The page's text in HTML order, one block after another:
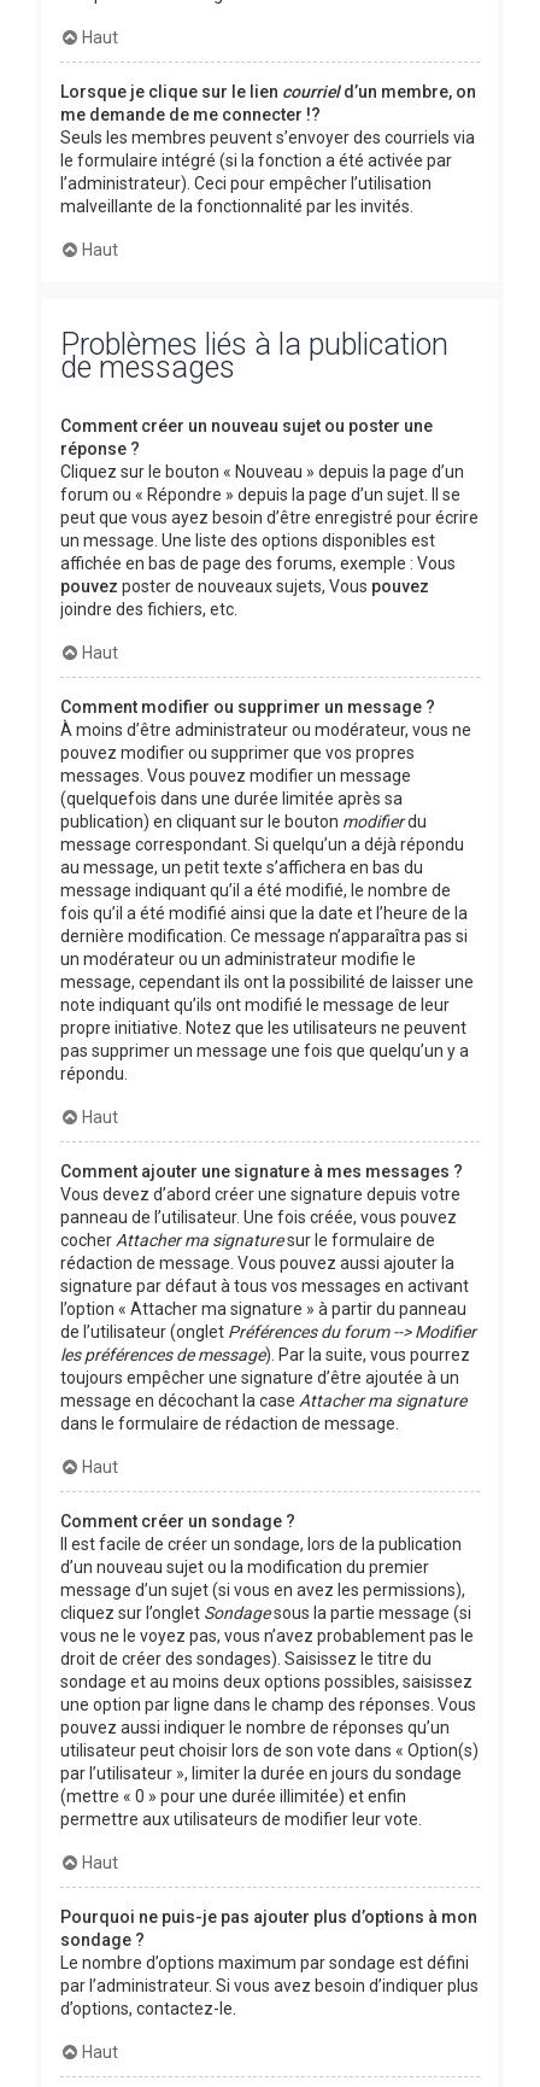
Haut
Lorsque je clique sur le lien courrield’un membre, on
me demande de me connecter !?
Seuls les membres peuvent s’envoyer des courriels via
le formulaire intégré (si la fonction a été activée par
l’administrateur). Ceci pour empêcher l’utilisation
malveillante de la fonctionnalité par les invités.
Haut
Problèmes liés à la publication
de messages
Comment créer un nouveau sujet ou poster une
réponse ?
Cliquez sur le bouton « Nouveau » depuis la page d’un
forum ou « Répondre » depuis la page d’un sujet. Il se
peut que vous ayez besoin d’être enregistré pour écrire
un message. Une liste des options disponibles est
affichée en bas de page des forums, exemple : Vous
pouvez poster de nouveaux sujets, Vous pouvez
joindre des fichiers, etc.
Haut
Comment modifier ou supprimer un message ?
À moins d’être administrateur ou modérateur, vous ne
pouvez modifier ou supprimer que vos propres
messages. Vous pouvez modifier un message
(quelquefois dans une durée limitée après sa
publication) en cliquant sur le bouton modifierdu
message correspondant. Si quelqu’un a déjà répondu
au message, un petit texte s’affichera en bas du
message indiquant qu’il a été modifié, le nombre de
fois qu’il a été modifié ainsi que la date et l’heure de la
dernière modification. Ce message n’apparaîtra pas si
un modérateur ou un administrateur modifie le
message, cependant ils ont la possibilité de laisser une
note indiquant qu’ils ont modifié le message de leur
propre initiative. Notez que les utilisateurs ne peuvent
pas supprimer un message une fois que quelqu’un y a
répondu.
Haut
Comment ajouter une signature à mes messages ?
Vous devez d’abord créer une signature depuis votre
panneau de l’utilisateur. Une fois créée, vous pouvez
cocher Attacher ma signaturesur le formulaire de
rédaction de message. Vous pouvez aussi ajouter la
signature par défaut à tous vos messages en activant
l’option « Attacher ma signature » à partir du panneau
de l’utilisateur (onglet Préférences du forum --> Modifier
les préférences de message). Par la suite, vous pourrez
toujours empêcher une signature d’être ajoutée à un
message en décochant la case Attacher ma signature
dans le formulaire de rédaction de message.
Haut
Comment créer un sondage ?
Il est facile de créer un sondage, lors de la publication
d’un nouveau sujet ou la modification du premier
message d’un sujet (si vous en avez les permissions),
cliquez sur l’onglet Sondagesous la partie message (si
vous ne le voyez pas, vous n’avez probablement pas le
droit de créer des sondages). Saisissez le titre du
sondage et au moins deux options possibles, saisissez
une option par ligne dans le champ des réponses. Vous
pouvez aussi indiquer le nombre de réponses qu’un
utilisateur peut choisir lors de son vote dans « Option(s)
par l’utilisateur », limiter la durée en jours du sondage
(mettre « 0 » pour une durée illimitée) et enfin
permettre aux utilisateurs de modifier leur vote.
Haut
Pourquoi ne puis-je pas ajouter plus d’options à mon
sondage ?
Le nombre d’options maximum par sondage est défini
par l’administrateur. Si vous avez besoin d’indiquer plus
d’options, contactez-le.
Haut